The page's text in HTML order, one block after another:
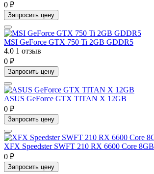
0 ₽
Запросить цену
MSI GeForce GTX 750 Ti 2GB GDDR5
4.0 1 отзыв
0 ₽
Запросить цену
ASUS GeForce GTX TITAN X 12GB
0 ₽
Запросить цену
XFX Speedster SWFT 210 RX 6600 Core 8GB
0 ₽
Запросить цену